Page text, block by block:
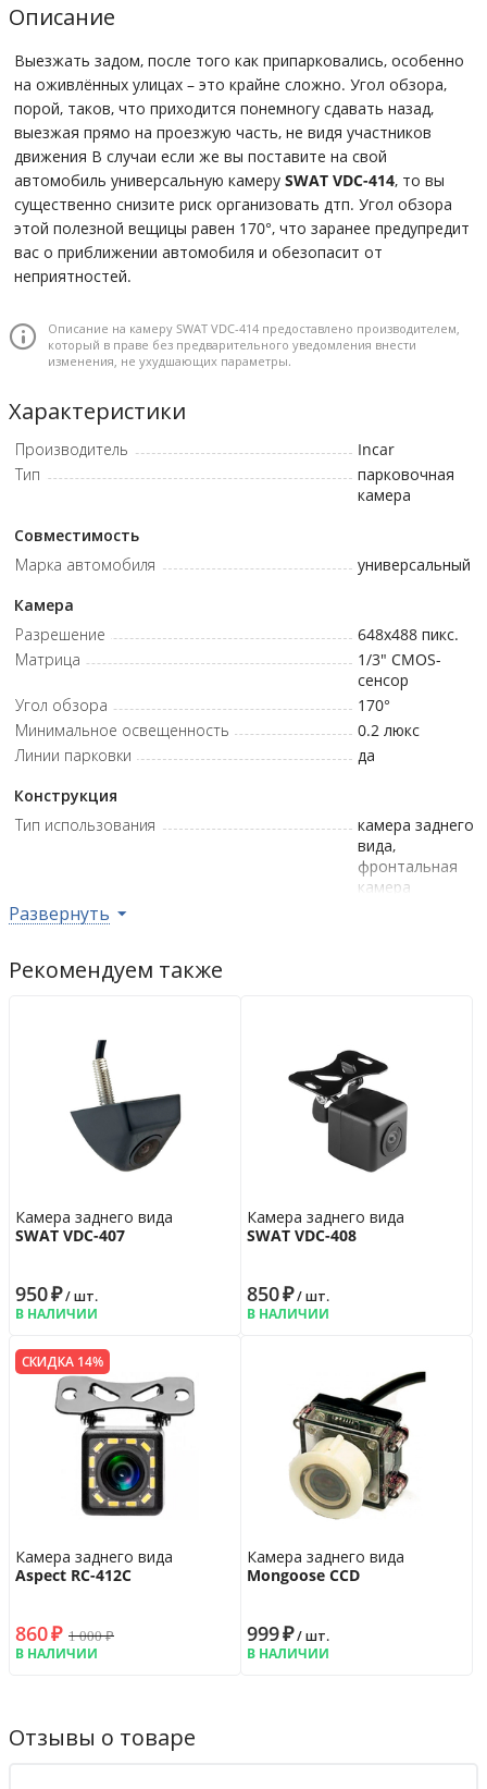
Описание
Выезжать задом, после того как припарковались, особенно
на оживлённых улицах – это крайне сложно. Угол обзора,
порой, таков, что приходится понемногу сдавать назад,
выезжая прямо на проезжую часть, не видя участников
движения В случаи если же вы поставите на свой
автомобиль универсальную камеру SWAT VDC-414, то вы
существенно снизите риск организовать дтп. Угол обзора
этой полезной вещицы равен 170°, что заранее предупредит
вас о приближении автомобиля и обезопасит от
неприятностей.
Описание на камеру SWAT VDC-414 предоставлено производителем,
который в праве без предварительного уведомления внести
изменения, не ухудшающих параметры.
Характеристики
Производитель
Incar
Тип
парковочная
камера
Совместимость
Марка автомобиля
универсальный
Камера
Разрешение
648x488 пикс.
Матрица
1/3" CMOS-
сенсор
Угол обзора
170°
Минимальное освещенность
0.2 люкс
Линии парковки
да
Конструкция
Тип использования
камера заднего
вида,
фронтальная
камера
Влагозащита
Дополнительно
Рабочая температура
от -30°C до
+70°C
Гарантийная политика
14 дн.
6 мес.
Развернуть
Рекомендуем также
Камера заднего вида
SWAT VDC-407
950₽/ шт.
В НАЛИЧИИ
Камера заднего вида
SWAT VDC-408
850₽/ шт.
В НАЛИЧИИ
СКИДКА 14%
Камера заднего вида
Aspect RC-412C
860₽ 1 000₽
В НАЛИЧИИ
Камера заднего вида
Mongoose CCD
999₽/ шт.
В НАЛИЧИИ
Отзывы о товаре